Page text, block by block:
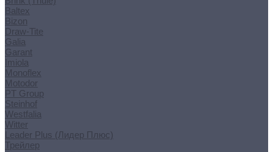
Baltex
Bizon
Draw-Tite
Galia
Garant
Imiola
Monoflex
Motodor
PT Group
Steinhof
Westfalia
Witter
Leader Plus (Лидер Плюс)
Трейлер